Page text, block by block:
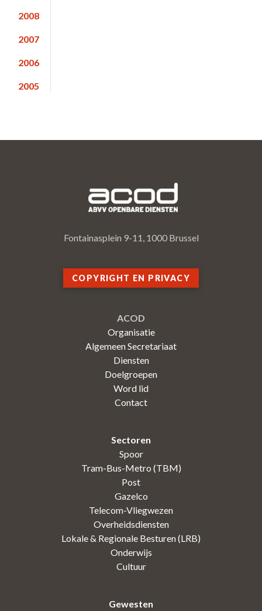
2008
2007
2006
2005
Fontainasplein 9-11, 1000 Brussel
COPYRIGHT EN PRIVACY
ACOD
Organisatie
Algemeen Secretariaat
Diensten
Doelgroepen
Word lid
Contact
Sectoren
Spoor
Tram-Bus-Metro (TBM)
Post
Gazelco
Telecom-Vliegwezen
Overheidsdiensten
Lokale & Regionale Besturen (LRB)
Onderwijs
Cultuur
Gewesten